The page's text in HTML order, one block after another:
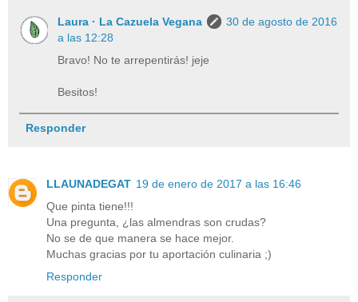
Laura · La Cazuela Vegana
30 de agosto de 2016
a las 12:28
Bravo! No te arrepentirás! jeje
Besitos!
Responder
LLAUNADEGAT 19 de enero de 2017 a las 16:46
Que pinta tiene!!!
Una pregunta, ¿las almendras son crudas?
No se de que manera se hace mejor.
Muchas gracias por tu aportación culinaria ;)
Responder